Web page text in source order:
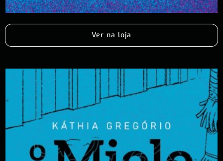
Ver na loja